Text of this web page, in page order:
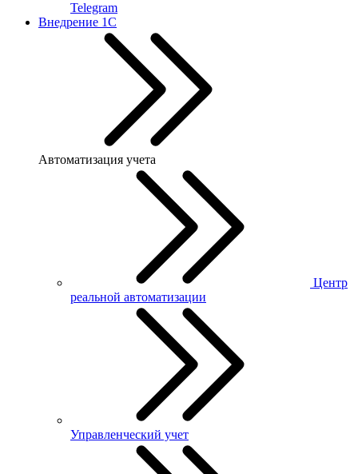
Telegram
Внедрение 1С
Автоматизация учета
Центр
реальной автоматизации
Управленческий учет